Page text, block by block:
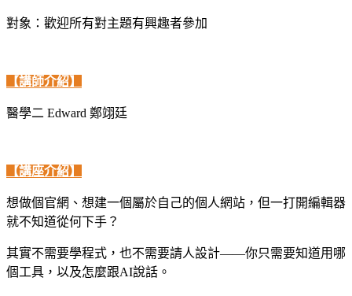
對象：歡迎所有對主題有興趣者參加
【講師介紹】
醫學二 Edward 鄭翊廷
【講座介紹】
想做個官網、想建一個屬於自己的個人網站，但一打開編輯器
就不知道從何下手？
其實不需要學程式，也不需要請人設計——你只需要知道用哪
個工具，以及怎麼跟AI說話。